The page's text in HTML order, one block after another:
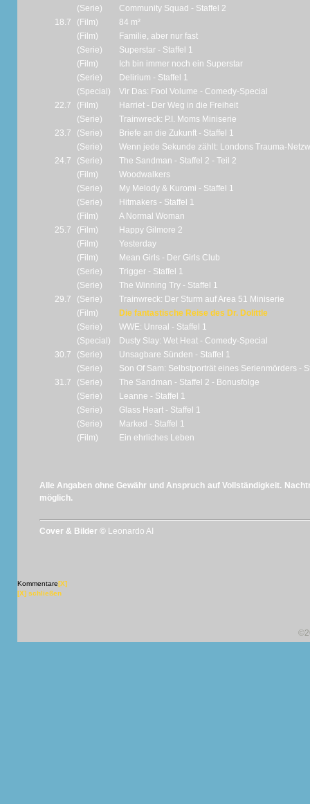
(Serie)
Community Squad - Staffel 2
18.7
(Film)
84 m²
(Film)
Familie, aber nur fast
(Serie)
Superstar - Staffel 1
(Film)
Ich bin immer noch ein Superstar
(Serie)
Delirium - Staffel 1
(Special)
Vir Das: Fool Volume - Comedy-Special
22.7
(Film)
Harriet - Der Weg in die Freiheit
(Serie)
Trainwreck: P.I. Moms Miniserie
23.7
(Serie)
Briefe an die Zukunft - Staffel 1
(Serie)
Wenn jede Sekunde zählt: Londons Trauma-
24.7
(Serie)
The Sandman - Staffel 2 - Teil 2
(Film)
Woodwalkers
(Serie)
My Melody & Kuromi - Staffel 1
(Serie)
Hitmakers - Staffel 1
(Film)
A Normal Woman
25.7
(Film)
Happy Gilmore 2
(Film)
Yesterday
(Film)
Mean Girls - Der Girls Club
(Serie)
Trigger - Staffel 1
(Serie)
The Winning Try - Staffel 1
29.7
(Serie)
Trainwreck: Der Sturm auf Area 51 Miniserie
(Film)
Die fantastische Reise des Dr. Dolittle
(Serie)
WWE: Unreal - Staffel 1
(Special)
Dusty Slay: Wet Heat - Comedy-Special
30.7
(Serie)
Unsagbare Sünden - Staffel 1
(Serie)
Son Of Sam: Selbstporträt eines Serienmörders -
31.7
(Serie)
The Sandman - Staffel 2 - Bonusfolge
(Serie)
Leanne - Staffel 1
(Serie)
Glass Heart - Staffel 1
(Serie)
Marked - Staffel 1
(Film)
Ein ehrliches Leben
Alle Angaben ohne Gewähr und Anspruch auf Vollständigkeit.
möglich.
Cover & Bilder © Leonardo AI
Kommentare[X]
[X] schließen